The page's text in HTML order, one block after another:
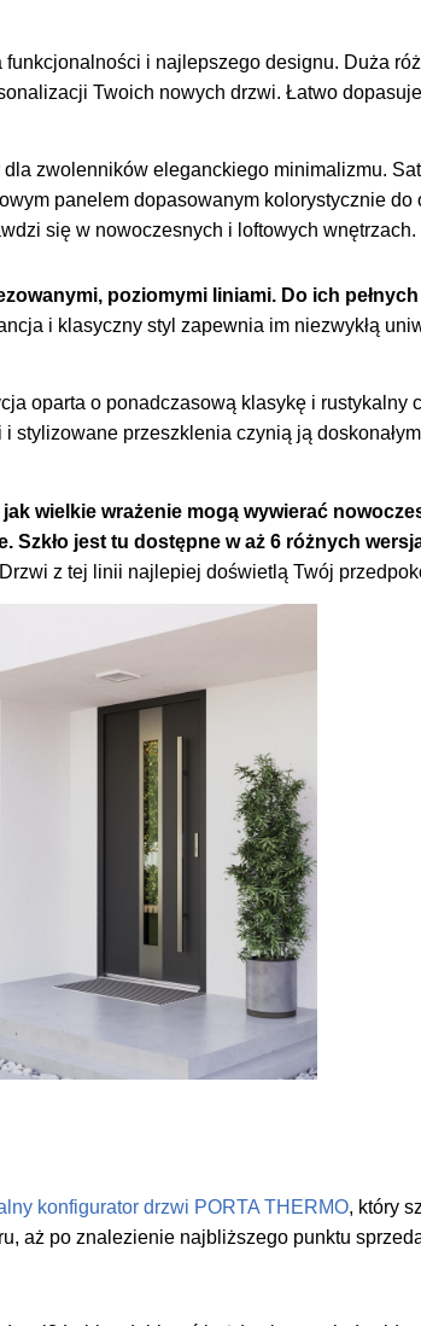
funkcjonalności i najlepszego designu. Duża
Twoich nowych drzwi. Łatwo
dla zwolenników eleganckiego minimalizmu.
panelem dopasowanym kolorystycznie do
się w nowoczesnych i loftowych wnętrzach.
poziomymi liniami. Do ich
i klasyczny styl zapewnia im niezwykłą
oparta o ponadczasową klasykę i rustykalny
stylizowane przeszklenia czynią ją
wielkie wrażenie mogą wywierać
Szkło jest tu dostępne w aż 6 różnych
z tej linii najlepiej doświetlą Twój
konfigurator drzwi PORTA THERMO, który
aż po znalezienie najbliższego punktu